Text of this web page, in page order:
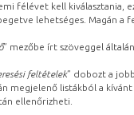
félévet kell kiválasztania,
lehetséges. Magán a
” mezőbe írt szöveggel
feltételek” dobozt a
megjelenő listákból a
ellenőrizheti.